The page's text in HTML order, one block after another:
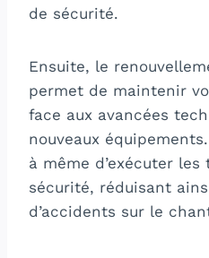
de sécurité.
Ensuite, le
permet de maintenir
face aux avancées
nouveaux
à même d’exécuter
sécurité, réduisant
d’accidents sur le